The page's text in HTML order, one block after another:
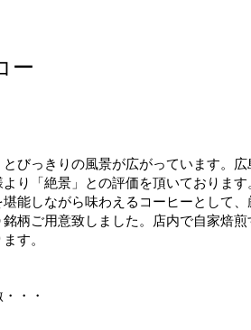
ー
びっきりの風景が広がっています。広
り「絶景」との評価を頂いております。
能しながら味わえるコーヒーとして、
柄ご用意致しました。店内で自家焙煎
す。
・・